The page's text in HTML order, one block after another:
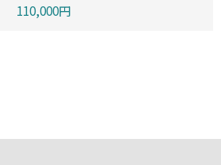
110,000円